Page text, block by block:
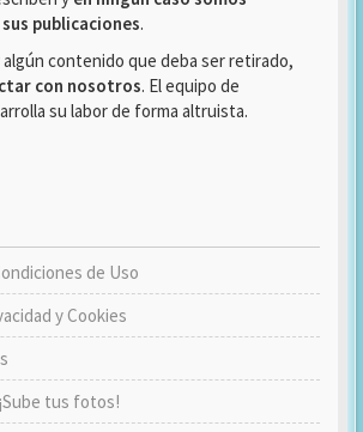
publicaciones.
algún contenido que deba ser retirado,
con nosotros. El equipo de
su labor de forma altruista.
de Uso
y Cookies
tus fotos!